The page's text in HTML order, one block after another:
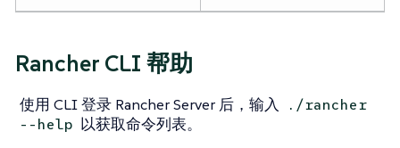
Rancher CLI 帮助
使用 CLI 登录 Rancher Server 后，输入
./rancher
--help 以获取命令列表。